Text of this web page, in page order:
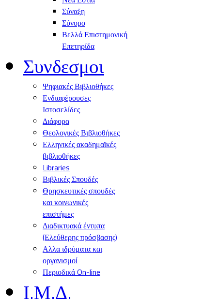
Σύναξη
Σύνορο
Βελλά Επιστημονική
Επετηρίδα
Συνδεσμοι
Ψηφιακές Βιβλιοθήκες
Ενδιαφέρουσες
Ιστοσελίδες
Διάφορα
Θεολογικές Βιβλιοθήκες
Ελληνικές ακαδημαϊκές
βιβλιοθήκες
Libraries
Βιβλικές Σπουδές
Θρησκευτικές σπουδές
και κοινωνικές
επιστήμες
Διαδικτυακά έντυπα
(Ελεύθερης πρόσβασης)
Αλλα ιδρύματα και
οργανισμοί
Περιοδικά On-line
Ι.Μ.Δ.